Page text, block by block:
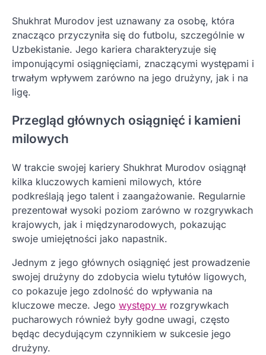
Shukhrat Murodov jest uznawany za osobę, która
znacząco przyczyniła się do futbolu, szczególnie w
Uzbekistanie. Jego kariera charakteryzuje się
imponującymi osiągnięciami, znaczącymi występami i
trwałym wpływem zarówno na jego drużyny, jak i na
ligę.
Przegląd głównych osiągnięć i kamieni
milowych
W trakcie swojej kariery Shukhrat Murodov osiągnął
kilka kluczowych kamieni milowych, które
podkreślają jego talent i zaangażowanie. Regularnie
prezentował wysoki poziom zarówno w rozgrywkach
krajowych, jak i międzynarodowych, pokazując
swoje umiejętności jako napastnik.
Jednym z jego głównych osiągnięć jest prowadzenie
swojej drużyny do zdobycia wielu tytułów ligowych,
co pokazuje jego zdolność do wpływania na
kluczowe mecze. Jego występy w rozgrywkach
pucharowych również były godne uwagi, często
będąc decydującym czynnikiem w sukcesie jego
drużyny.